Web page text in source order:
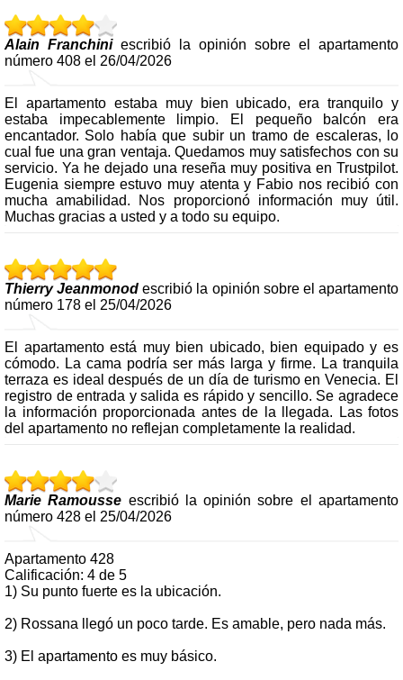
Alain Franchiniescribió la opinión sobre el apartamento
número 408 el 26/04/2026
El apartamento estaba muy bien ubicado, era tranquilo y
estaba impecablemente limpio. El pequeño balcón era
encantador. Solo había que subir un tramo de escaleras, lo
cual fue una gran ventaja. Quedamos muy satisfechos con su
servicio. Ya he dejado una reseña muy positiva en Trustpilot.
Eugenia siempre estuvo muy atenta y Fabio nos recibió con
mucha amabilidad. Nos proporcionó información muy útil.
Muchas gracias a usted y a todo su equipo.
Thierry Jeanmonod escribió la opinión sobre el apartamento
número 178 el 25/04/2026
El apartamento está muy bien ubicado, bien equipado y es
cómodo. La cama podría ser más larga y firme. La tranquila
terraza es ideal después de un día de turismo en Venecia. El
registro de entrada y salida es rápido y sencillo. Se agradece
la información proporcionada antes de la llegada. Las fotos
del apartamento no reflejan completamente la realidad.
Marie Ramousse escribió la opinión sobre el apartamento
número 428 el 25/04/2026
Apartamento 428
Calificación: 4 de 5
1) Su punto fuerte es la ubicación.
2) Rossana llegó un poco tarde. Es amable, pero nada más.
3) El apartamento es muy básico.